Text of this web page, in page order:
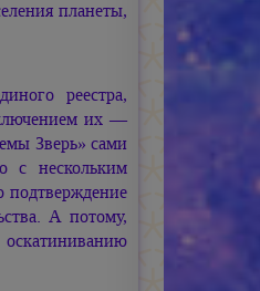
планеты,
реестра,
их —
Зверь» сами
с нескольким
подтверждение
А потому,
оскатиниванию